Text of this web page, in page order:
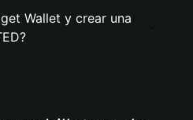
Wallet y crear una